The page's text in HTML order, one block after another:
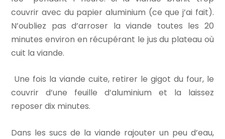
couvrir avec du papier aluminium (ce que j’ai fait).
N’oubliez pas d’arroser la viande toutes les 20
minutes environ en récupérant le jus du plateau où
cuit la viande.
Une fois la viande cuite, retirer le gigot du four, le
couvrir d’une feuille d’aluminium et la laissez
reposer dix minutes.
Dans les sucs de la viande rajouter un peu d’eau,